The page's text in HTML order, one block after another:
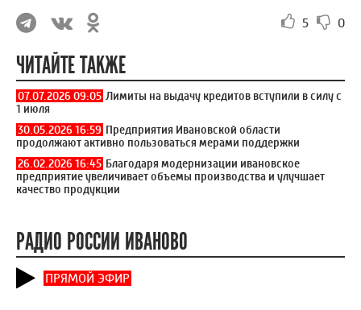
5 0
ЧИТАЙТЕ ТАКЖЕ
07.07.2026 09:05 Лимиты на выдачу кредитов вступили в силу с
1 июля
30.05.2026 16:59 Предприятия Ивановской области
продолжают активно пользоваться мерами поддержки
26.02.2026 16:45 Благодаря модернизации ивановское
предприятие увеличивает объемы производства и улучшает
качество продукции
РАДИО РОССИИ ИВАНОВО
ПРЯМОЙ ЭФИР